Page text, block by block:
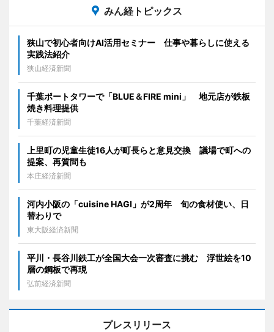
みん経トピックス
狭山で初心者向けAI活用セミナー 仕事や暮らしに使える
実践法紹介
狭山経済新聞
千葉ポートタワーで「BLUE＆FIRE mini」 地元店が鉄板
焼き料理提供
千葉経済新聞
上里町の児童生徒16人が町長らと意見交換 議場で町への
提案、再質問も
本庄経済新聞
河内小阪の「cuisine HAGI」が2周年 旬の食材使い、日
替わりで
東大阪経済新聞
平川・長谷川鉄工が全国大会一次審査に挑む 浮世絵を10
層の鋼板で再現
弘前経済新聞
プレスリリース